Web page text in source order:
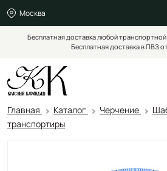
Москва
Бесплатная доставка любой
Бесплатная доставка в ПВЗ
Главная Каталог Черчение
транспортиры